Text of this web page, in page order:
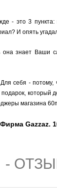
- это 3
И опять
знает Ваши
себя - потому,
который
магазина
Gazzaz.
-